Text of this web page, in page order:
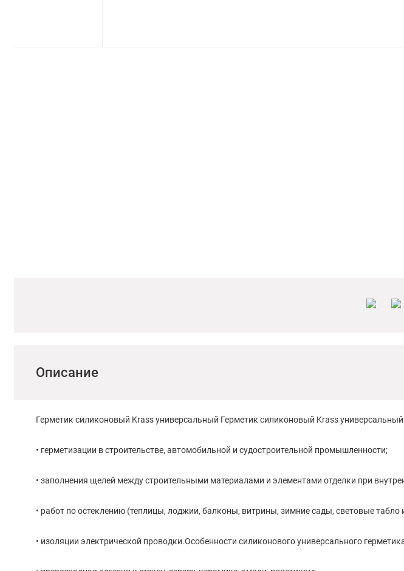
Описание
Герметик силиконовый Krass универсальный Герметик силиконовый Krass
• герметизации в строительстве, автомобильной и судостроительной промышленности;
• заполнения щелей между строительными материалами и элементами отделки при
• работ по остеклению (теплицы, лоджии, балконы, витрины, зимние сады, световые
• изоляции электрической проводки.Особенности силиконового универсального